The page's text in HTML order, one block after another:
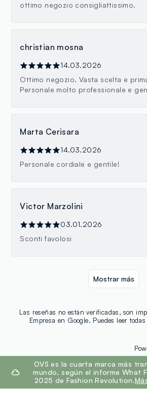
ottimo negozio consigliattissimo.
christian mosna
14.03.2026
Ottimo negozio. Vasta scelta e
Personale molto professionale e
Marta Cerisara
14.03.2026
Personale cordiale e gentile!
Victor Marzolini
03.01.2026
Sconti favolosi
Las reseñas no están verificadas, son
Empresa en Google. Puedes leer
Mostrar más
footer.ariatitleOVS es la cuarta marca más
mundo, según el informe What
2025 de Fashion Revolution.